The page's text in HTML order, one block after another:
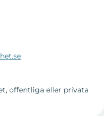
offentliga eller privata